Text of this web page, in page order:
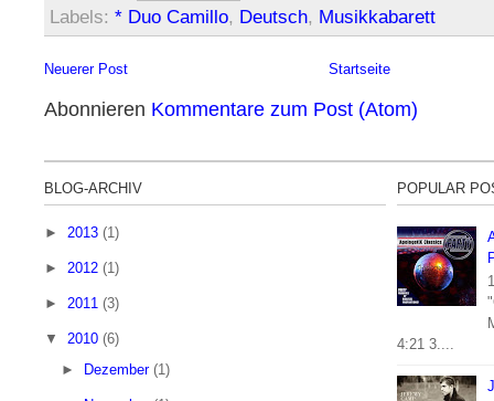
Labels: * Duo Camillo, Deutsch, Musikkabarett
Neuerer Post Startseite
Abonnieren Kommentare zum Post (Atom)
BLOG-ARCHIV
► 2013 (1)
► 2012 (1)
► 2011 (3)
▼ 2010 (6)
► Dezember(1)
POPULAR
4:21 3....